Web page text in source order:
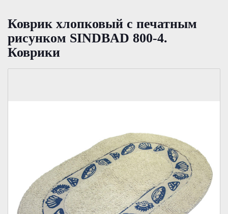
Коврик хлопковый с печатным
рисунком SINDBAD 800-4.
Коврики